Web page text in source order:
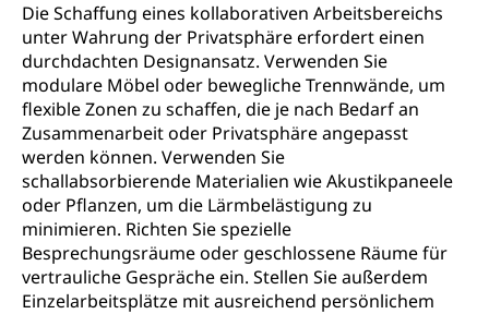
Die Schaffung eines kollaborativen Arbeitsbereichs
unter Wahrung der Privatsphäre erfordert einen
durchdachten Designansatz. Verwenden Sie
modulare Möbel oder bewegliche Trennwände, um
flexible Zonen zu schaffen, die je nach Bedarf an
Zusammenarbeit oder Privatsphäre angepasst
werden können. Verwenden Sie
schallabsorbierende Materialien wie Akustikpaneele
oder Pflanzen, um die Lärmbelästigung zu
minimieren. Richten Sie spezielle
Besprechungsräume oder geschlossene Räume für
vertrauliche Gespräche ein. Stellen Sie außerdem
Einzelarbeitsplätze mit ausreichend persönlichem